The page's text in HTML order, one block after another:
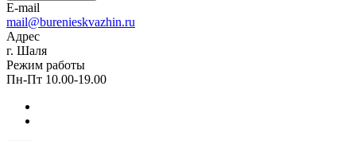
E-mail
mail@burenieskvazhin.ru
Адрес
г. Шаля
Режим работы
Пн-Пт 10.00-19.00